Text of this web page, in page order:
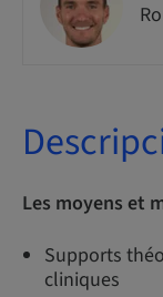
Les moyens et
Supports
cliniques